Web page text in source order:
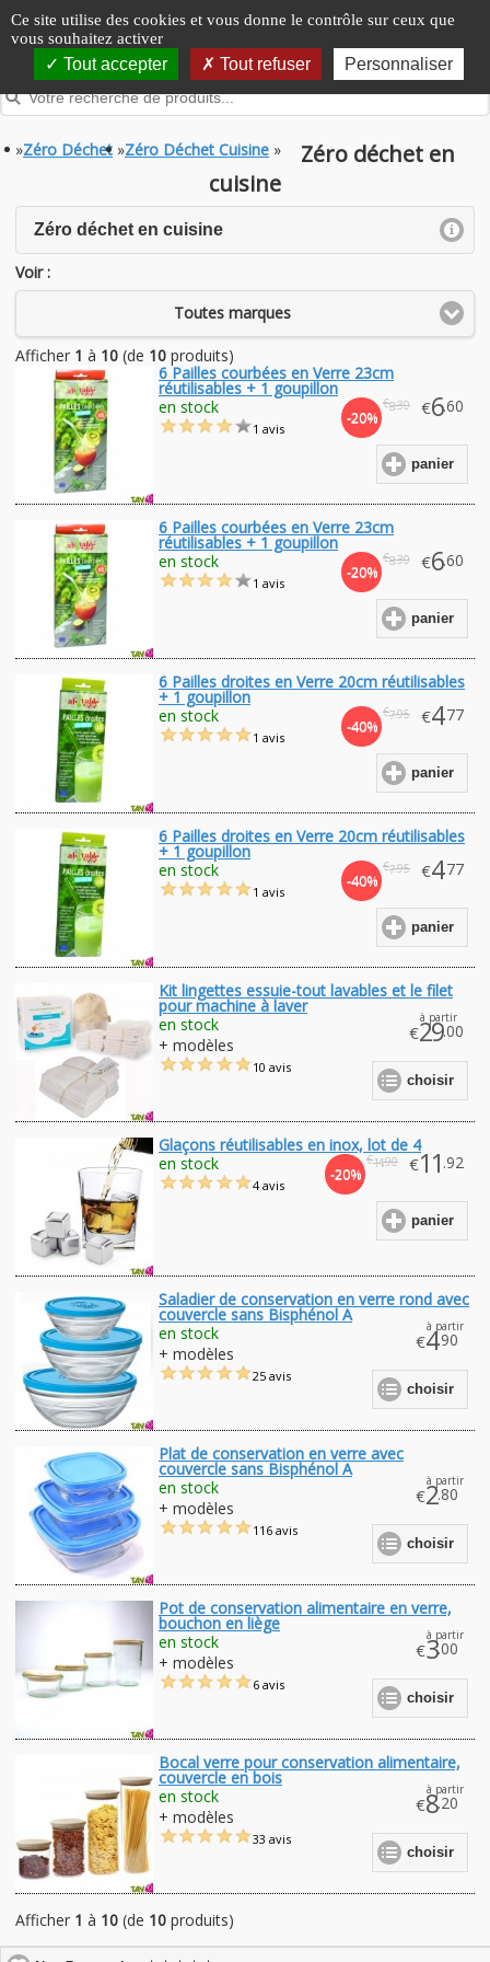
Panneau de gestion des cookies
Ce site utilise des cookies et vous donne le contrôle sur ceux que
vous souhaitez activer
Tout accepter Tout refuser Personnaliser
»Zéro Déchet »Zéro Déchet Cuisine »
Zéro déchet en
cuisine
Zéro déchet en cuisine
Voir :
Toutes marques
Afficher 1 à 10 (de 10 produits)
6 Pailles courbées en Verre 23cm
réutilisables + 1 goupillon
-20%
€8.30 €6.60
en stock
panier
1 avis
6 Pailles courbées en Verre 23cm
réutilisables + 1 goupillon
-20%
€8.30 €6.60
en stock
panier
1 avis
6 Pailles droites en Verre 20cm réutilisables
+ 1 goupillon
-40%
€7.95 €4.77
en stock
panier
1 avis
6 Pailles droites en Verre 20cm réutilisables
+ 1 goupillon
-40%
€7.95 €4.77
en stock
panier
1 avis
Kit lingettes essuie-tout lavables et le filet
pour machine à laver
à partir
€29.00
en stock
+ modèles
choisir
10 avis
Glaçons réutilisables en inox, lot de 4
-20%
€14.90 €11 .92
en stock
panier
4 avis
Saladier de conservation en verre rond avec
couvercle sans Bisphénol A
à partir
€4.90
en stock
+ modèles
choisir
25 avis
Plat de conservation en verre avec
couvercle sans Bisphénol A
à partir
€2.80
en stock
+ modèles
choisir
116 avis
Pot de conservation alimentaire en verre,
bouchon en liège
à partir
€3.00
en stock
+ modèles
choisir
6 avis
Bocal verre pour conservation alimentaire,
couvercle en bois
à partir
€8.20
en stock
+ modèles
choisir
33 avis
Afficher 1 à 10 (de 10 produits)